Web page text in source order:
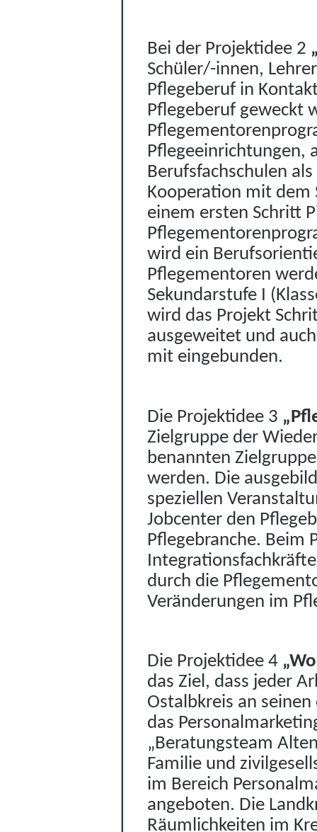
Bei der Projektidee 2
Schüler/-innen,
Pflegeberuf in
Pflegeberuf geweckt
Pflegeeinrichtungen,
Berufsfachschulen
Kooperation mit dem
einem ersten Schritt
wird ein Berufsori
Pflegementoren
Sekundarstufe I
wird das Projekt
ausgeweitet und
mit eingebunden.
Die Projektidee 3
Zielgruppe der
benannten
werden. Die
speziellen Veran
Jobcenter den
Pflegebranche. Beim
Integrat
durch die
Veränderungen im
Die Projektidee 4
das Ziel, dass jeder
Ostalbkreis an
das
„Beratungsteam
Familie und
im Bereich
angeboten. Die
Räumlichkeiten im